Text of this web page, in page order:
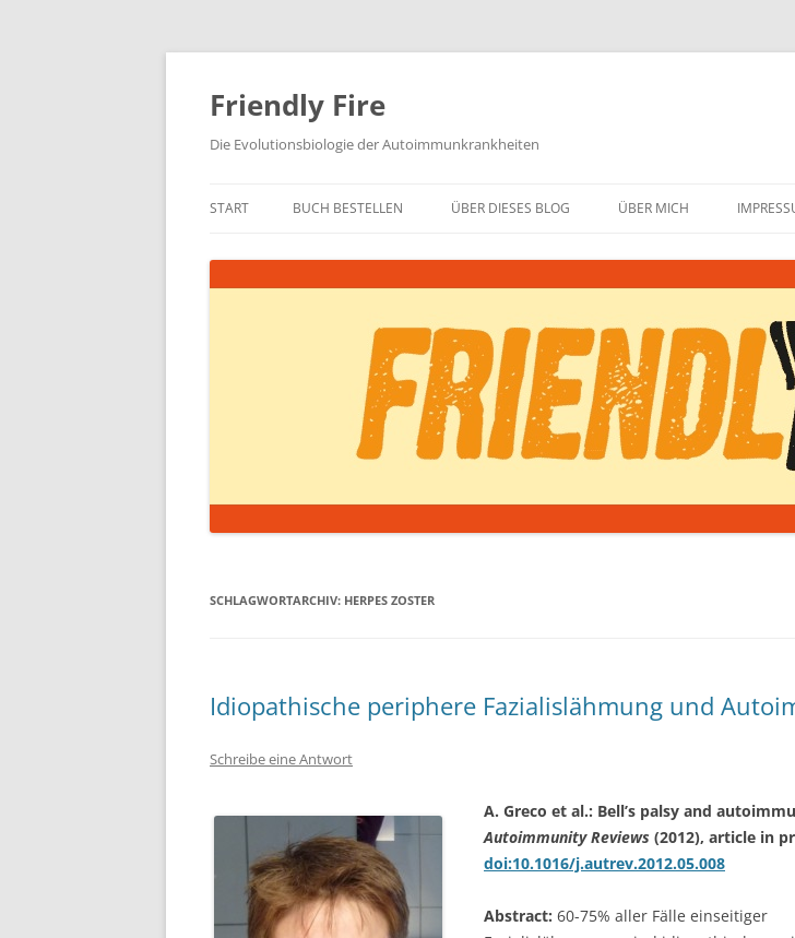
Zum
springen
Friendly Fire
Die Evolutionsbiologie der Autoimmunkrankheiten
START BUCH BESTELLEN ÜBER DIESES BLOG ÜBER MICH
SCHLAGWORTARCHIV: HERPES ZOSTER
Idiopathische periphere Fazialislähmung und
Schreibe eine Antwort
A. Greco et al.: Bell’s palsy and
Autoimmunity Reviews (2012), article in
doi:10.1016/j.autrev.2012.05.008
Abstract: 60-75% aller Fälle einseitiger